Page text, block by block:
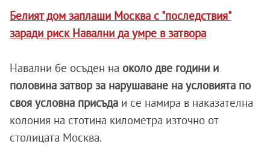
Белият дом заплаши Москва с "последствия"
заради риск Навални да умре в затвора
Навални бе осъден на около две години и
половина затвор за нарушаване на условията по
своя условна присъда и се намира в наказателна
колония на стотина километра източно от
столицата Москва.